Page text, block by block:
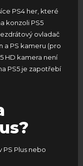
PS4 her, které
konzoli PS5
ovladač
a PS kameru (pro
HD kamera není
PS5 je zapotřebí
Plus nebo